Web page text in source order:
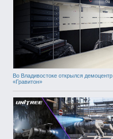
Во Владивостоке открылся демоцентр
«Гравитон»